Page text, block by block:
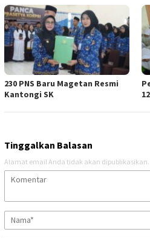
230 PNS Baru Magetan Resmi
Kantongi SK
Tinggalkan Balasan
Alamat email Anda tidak akan dipublikasikan.